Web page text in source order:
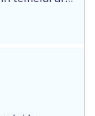
un interes
ILIA,
de